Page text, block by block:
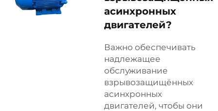
асинхронных
двигателей?
Важно обеспечивать
надлежащее
обслуживание
взрывозащищённых
асинхронных
двигателей, чтобы они